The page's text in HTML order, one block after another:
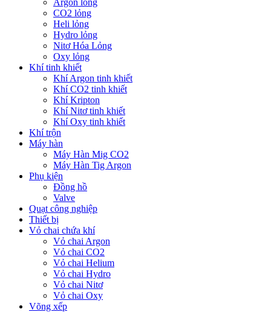
Argon lỏng
CO2 lỏng
Heli lỏng
Hydro lỏng
Nitơ Hóa Lỏng
Oxy lỏng
Khí tinh khiết
Khí Argon tinh khiết
Khí CO2 tinh khiết
Khí Kripton
Khí Nitơ tinh khiết
Khí Oxy tinh khiết
Khí trộn
Máy hàn
Máy Hàn Mig CO2
Máy Hàn Tig Argon
Phụ kiện
Đồng hồ
Valve
Quạt công nghiệp
Thiết bị
Vỏ chai chứa khí
Vỏ chai Argon
Vỏ chai CO2
Vỏ chai Helium
Vỏ chai Hydro
Vỏ chai Nitơ
Vỏ chai Oxy
Võng xếp